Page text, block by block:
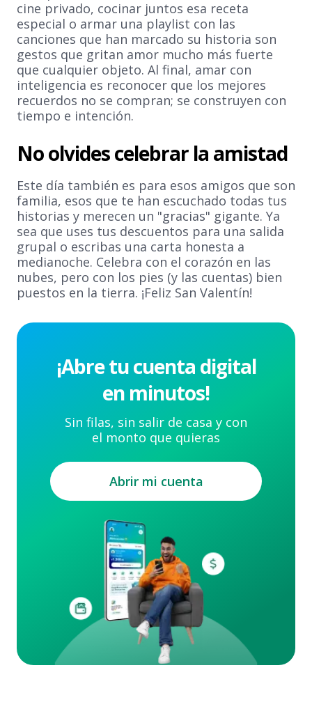
cine privado, cocinar juntos esa receta
especial o armar una playlist con las
canciones que han marcado su historia son
gestos que gritan amor mucho más fuerte
que cualquier objeto. Al final, amar con
inteligencia es reconocer que los mejores
recuerdos no se compran; se construyen con
tiempo e intención.
No olvides celebrar la amistad
Este día también es para esos amigos que son
familia, esos que te han escuchado todas tus
historias y merecen un "gracias" gigante. Ya
sea que uses tus descuentos para una salida
grupal o escribas una carta honesta a
medianoche. Celebra con el corazón en las
nubes, pero con los pies (y las cuentas) bien
puestos en la tierra. ¡Feliz San Valentín!
¡Abre tu cuenta digital
en minutos!
Sin filas, sin salir de casa y con
el monto que quieras
Abrir mi cuenta